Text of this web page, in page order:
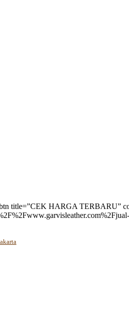
title=”CEK HARGA TERBARU”